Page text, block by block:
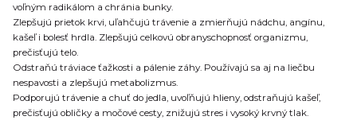
voľným radikálom a chránia bunky.
Zlepšujú prietok krvi, uľahčujú trávenie a zmierňujú nádchu, angínu,
kašeľ i bolesť hrdla. Zlepšujú celkovú obranyschopnosť organizmu,
prečisťujú telo.
Odstraňú tráviace ťažkosti a pálenie záhy. Používajú sa aj na liečbu
nespavosti a zlepšujú metabolizmus.
Podporujú trávenie a chuť do jedla, uvoľňujú hlieny, odstraňujú kašeľ,
prečisťujú obličky a močové cesty, znižujú stres i vysoký krvný tlak.